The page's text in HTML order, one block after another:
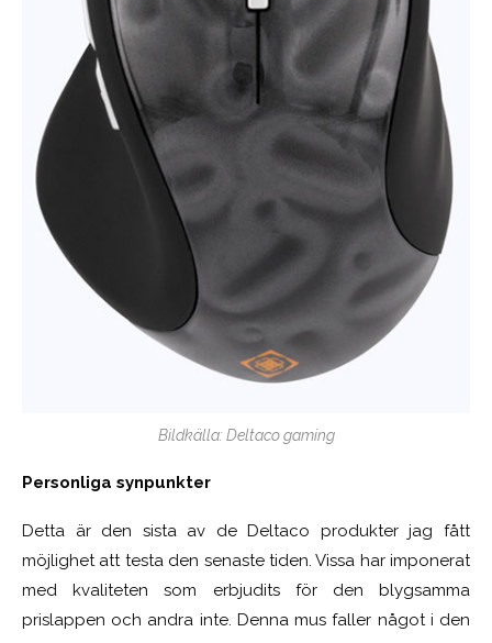
Bildkälla: Deltaco gaming
Personliga synpunkter
Detta är den sista av de Deltaco produkter jag fått
möjlighet att testa den senaste tiden. Vissa har imponerat
med kvaliteten som erbjudits för den blygsamma
prislappen och andra inte. Denna mus faller något i den